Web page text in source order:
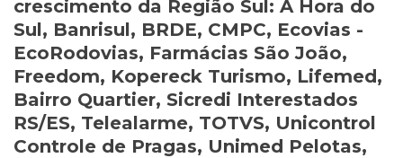
crescimento da Região Sul: A Hora do
Sul, Banrisul, BRDE, CMPC, Ecovias -
EcoRodovias, Farmácias São João,
Freedom, Kopereck Turismo, Lifemed,
Bairro Quartier, Sicredi Interestados
RS/ES, Telealarme, TOTVS, Unicontrol
Controle de Pragas, Unimed Pelotas,